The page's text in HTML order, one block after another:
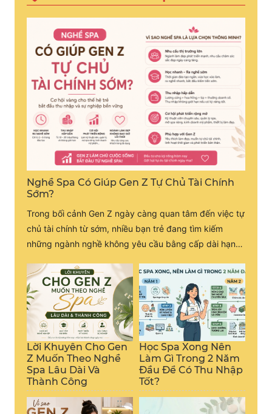
Nghề Spa Có Giúp Gen Z Tự Chủ Tài Chính
Sớm?
Trong bối cảnh Gen Z ngày càng quan tâm đến việc tự
chủ tài chính từ sớm, nhiều bạn trẻ đang tìm kiếm
những ngành nghề không yêu cầu bằng cấp dài hạn
chọn nổi bật chính là nghề spa – chăm sóc sắc đẹp.
Vậy nghề spa có thực sự giúp Gen Z kiếm tiền nhanh
và ổn định không? Câu trả lời là có, nếu đi đúng
hướng.
Lời Khuyên Cho Gen
Z Muốn Theo Nghề
Spa Lâu Dài Và
Thành Công
Học Spa Xong Nên
Làm Gì Trong 2 Năm
Đầu Để Có Thu Nhập
Tốt?